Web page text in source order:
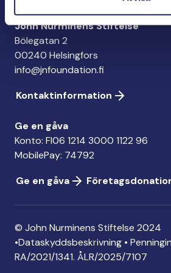
John Nurminens Stiftelse
Bölegatan 2
00240 Helsingfors
info@jnfoundation.fi
Kontaktinformation
Ge en gåva
Konto: FI06 1214 3000 1122 96
MobilePay: 74792
Ge en gåva
© John Nurminens Stiftelse 2024
•Dataskyddsbeskrivning •
RA/2021/1341. ÅLR/2025/7107